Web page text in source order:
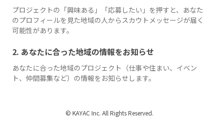
プロジェクトの「興味ある」「応募したい」を押すと、あなた
のプロフィールを見た地域の人からスカウトメッセージが届く
可能性があります。
2. あなたに合った地域の情報をお知らせ
あなたに合った地域のプロジェクト（仕事や住まい、イベン
ト、仲間募集など）の情報をお知らせします。
© KAYAC Inc. All Rights Reserved.